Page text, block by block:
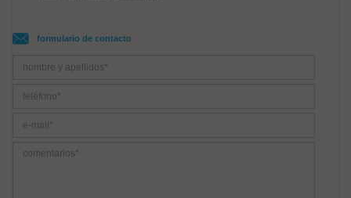
formulario de contacto